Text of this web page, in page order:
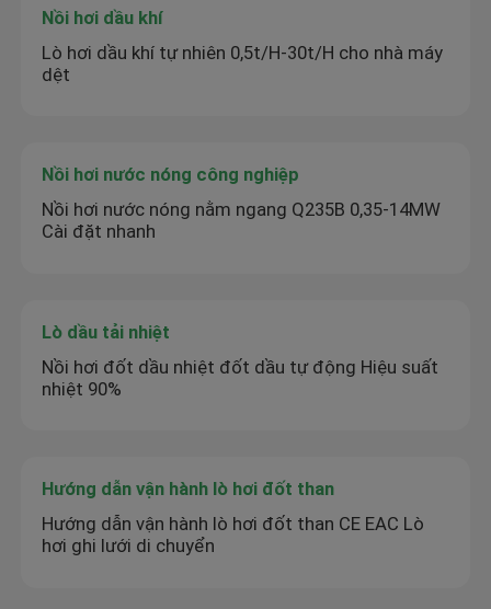
Nồi hơi dầu khí
Lò hơi dầu khí tự nhiên 0,5t/H-30t/H cho nhà máy
dệt
Nồi hơi nước nóng công nghiệp
Nồi hơi nước nóng nằm ngang Q235B 0,35-14MW
Cài đặt nhanh
Lò dầu tải nhiệt
Nồi hơi đốt dầu nhiệt đốt dầu tự động Hiệu suất
nhiệt 90%
Hướng dẫn vận hành lò hơi đốt than
Hướng dẫn vận hành lò hơi đốt than CE EAC Lò
hơi ghi lưới di chuyển